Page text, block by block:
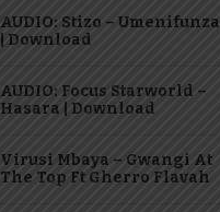
AUDIO: Stizo – Umenifunza
| Download
AUDIO: Focus Starworld –
Hasara | Download
Virusi Mbaya – Gwangi At
The Top Ft Gherro Flavah